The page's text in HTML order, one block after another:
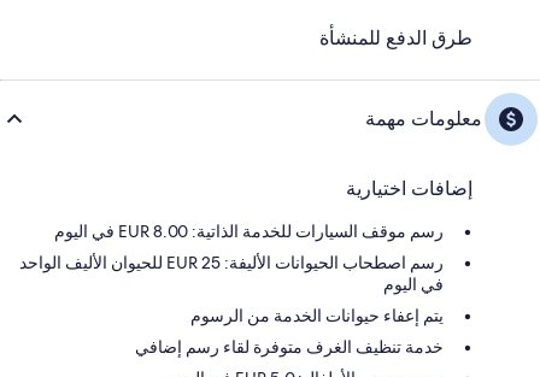
طرق الدفع للمنشأة
معلومات مهمة
إضافات اختيارية
رسم موقف السيارات للخدمة الذاتية: 8.00 EUR في اليوم
رسم اصطحاب الحيوانات الأليفة: 25 EUR للحيوان الأليف الواحد
في اليوم
يتم إعفاء حيوانات الخدمة من الرسوم
خدمة تنظيف الغرف متوفرة لقاء رسم إضافي